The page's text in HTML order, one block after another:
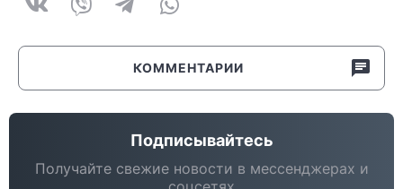
КОММЕНТАРИИ
Подписывайтесь
Получайте свежие новости в мессенджерах и